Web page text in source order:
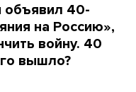
объявил 40-
на Россию»,
войну. 40
вышло?